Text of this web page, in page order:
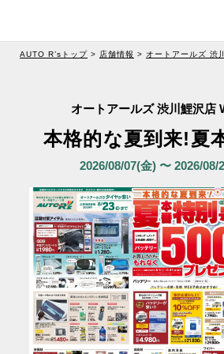
サービス案内
店舗情報
工賃一覧
メー
よくある質問
キャ
カーメンテナンス
特集
AUTO R’sトップ 店舗情報 オートアールズ 渋
オートアールズ 渋川鯉沢店
本格的な夏到来!夏
2026/08/07(金) 〜 2026/08/